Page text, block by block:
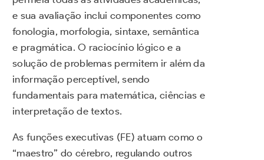
e sua avaliação inclui componentes como
fonologia, morfologia, sintaxe, semântica
e pragmática. O raciocínio lógico e a
solução de problemas permitem ir além da
informação perceptível, sendo
fundamentais para matemática, ciências e
interpretação de textos.
As funções executivas (FE) atuam como o
“maestro” do cérebro, regulando outros